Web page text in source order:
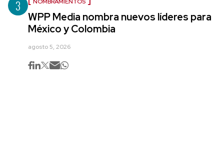
3
WPP Media nombra nuevos líderes para
México y Colombia
agosto 5, 2026